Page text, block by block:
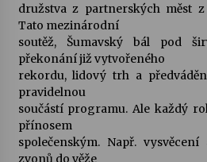
družstva z partnerských měst z
Tato mezinárodní
soutěž, Šumavský bál pod
překonání již vytvořeného
rekordu, lidový trh a
pravidelnou
součástí programu. Ale každý
přínosem
společenským. Např.
zvonů do věže